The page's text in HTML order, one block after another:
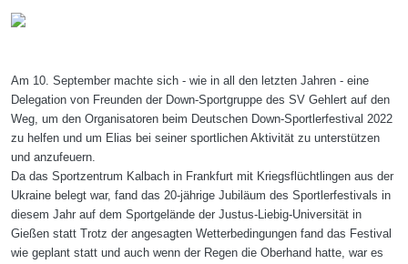
Am 10. September machte sich - wie in all den letzten Jahren - eine
Delegation von Freunden der Down-Sportgruppe des SV Gehlert auf den
Weg, um den Organisatoren beim Deutschen Down-Sportlerfestival 2022
zu helfen und um Elias bei seiner sportlichen Aktivität zu unterstützen
und anzufeuern.
Da das Sportzentrum Kalbach in Frankfurt mit Kriegsflüchtlingen aus der
Ukraine belegt war, fand das 20-jährige Jubiläum des Sportlerfestivals in
diesem Jahr auf dem Sportgelände der Justus-Liebig-Universität in
Gießen statt Trotz der angesagten Wetterbedingungen fand das Festival
wie geplant statt und auch wenn der Regen die Oberhand hatte, war es